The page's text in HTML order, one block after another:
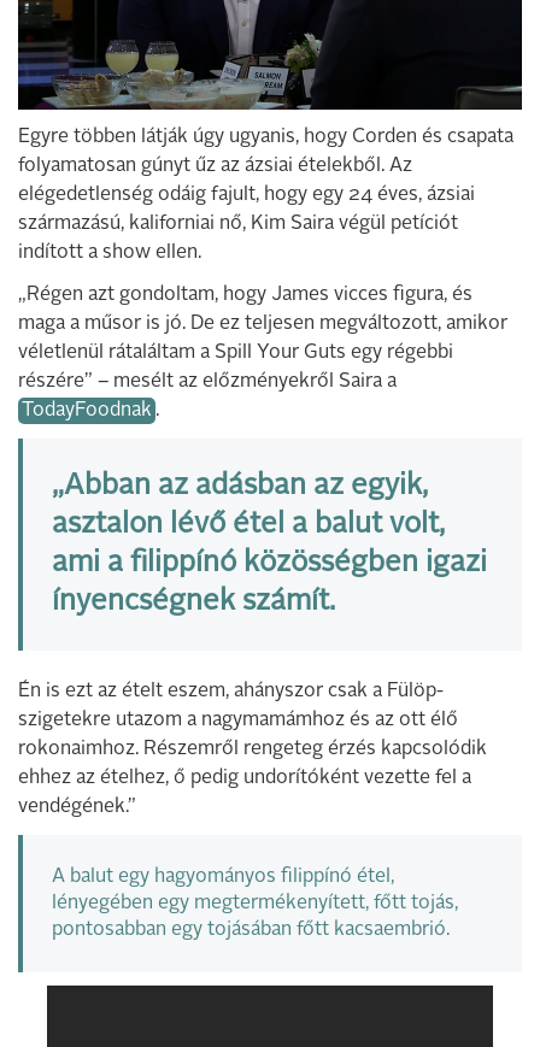
Egyre többen látják úgy ugyanis, hogy Corden és csapata
folyamatosan gúnyt űz az ázsiai ételekből. Az
elégedetlenség odáig fajult, hogy egy 24 éves, ázsiai
származású, kaliforniai nő, Kim Saira végül petíciót
indított a show ellen.
„Régen azt gondoltam, hogy James vicces figura, és
maga a műsor is jó. De ez teljesen megváltozott, amikor
véletlenül rátaláltam a Spill Your Guts egy régebbi
részére” – mesélt az előzményekről Saira a
TodayFoodnak .
„Abban az adásban az egyik,
asztalon lévő étel a balut volt,
ami a filippínó közösségben igazi
ínyencségnek számít.
Én is ezt az ételt eszem, ahányszor csak a Fülöp-
szigetekre utazom a nagymamámhoz és az ott élő
rokonaimhoz. Részemről rengeteg érzés kapcsolódik
ehhez az ételhez, ő pedig undorítóként vezette fel a
vendégének.”
A balut egy hagyományos filippínó étel,
lényegében egy megtermékenyített, főtt tojás,
pontosabban egy tojásában főtt kacsaembrió.